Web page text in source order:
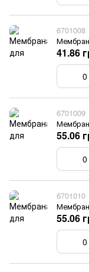
6701008
41.86
6701009
55.06
6701010
55.06